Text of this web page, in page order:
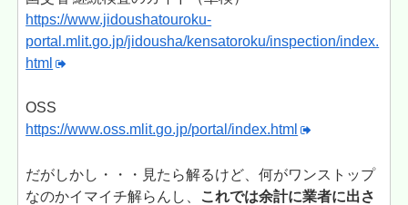
https://www.jidoushatouroku-
portal.mlit.go.jp/jidousha/kensatoroku/inspection/index.
html
OSS
https://www.oss.mlit.go.jp/portal/index.html
だがしかし・・・見たら解るけど、何がワンストップ
なのかイマイチ解らんし、
これでは余計に業者に出さ